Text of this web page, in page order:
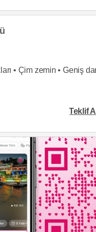
• Çim zemin • Geniş
Teklif